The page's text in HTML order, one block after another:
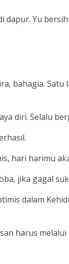
dapur. Yu
bahagia.
diri. Selalu
hari harimu
jika gagal
dalam
harus melalui